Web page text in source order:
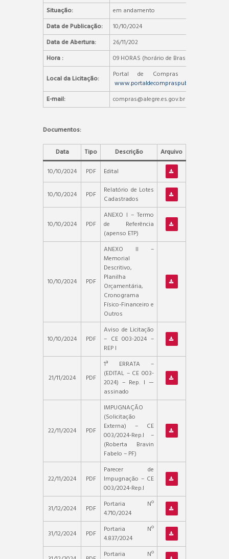
Situação:
em andamento
Data de Publicação:
10/10/2024
Data de Abertura:
26/11/202
Hora :
09 HORAS (horário de Brasília)
Local da Licitação:
Portal de Compras Públicas –
www.portaldecompraspublicas.com.br
E-mail:
compras@alegre.es.gov.br
Documentos:
Data Tipo Descrição
Arquivo
10/10/2024
PDF Edital
10/10/2024 PDF
Relatório de Lotes
Cadastrados
10/10/2024 PDF
ANEXO I – Termo
de Referência
(apenso ETP)
10/10/2024 PDF
ANEXO II –
Memorial
Descritivo,
Planilha
Orçamentária,
Cronograma
Físico-Financeiro e
Outros
10/10/2024 PDF
Aviso de Licitação
– CE 003-2024 –
REP I
21/11/2024 PDF
1ª ERRATA –
(EDITAL – CE 003-
2024) – Rep. I —
assinado
22/11/2024 PDF
IMPUGNAÇÃO
(Solicitação
Externa) – CE
003/2024-Rep.I –
(Roberta Bravin
Fabelo – PF)
22/11/2024 PDF
Parecer de
Impugnação – CE
003/2024-Rep.I
31/12/2024
PDF
Portaria Nº
4.710/2024
31/12/2024
PDF
Portaria Nº
4.837/2024
Portaria Nº